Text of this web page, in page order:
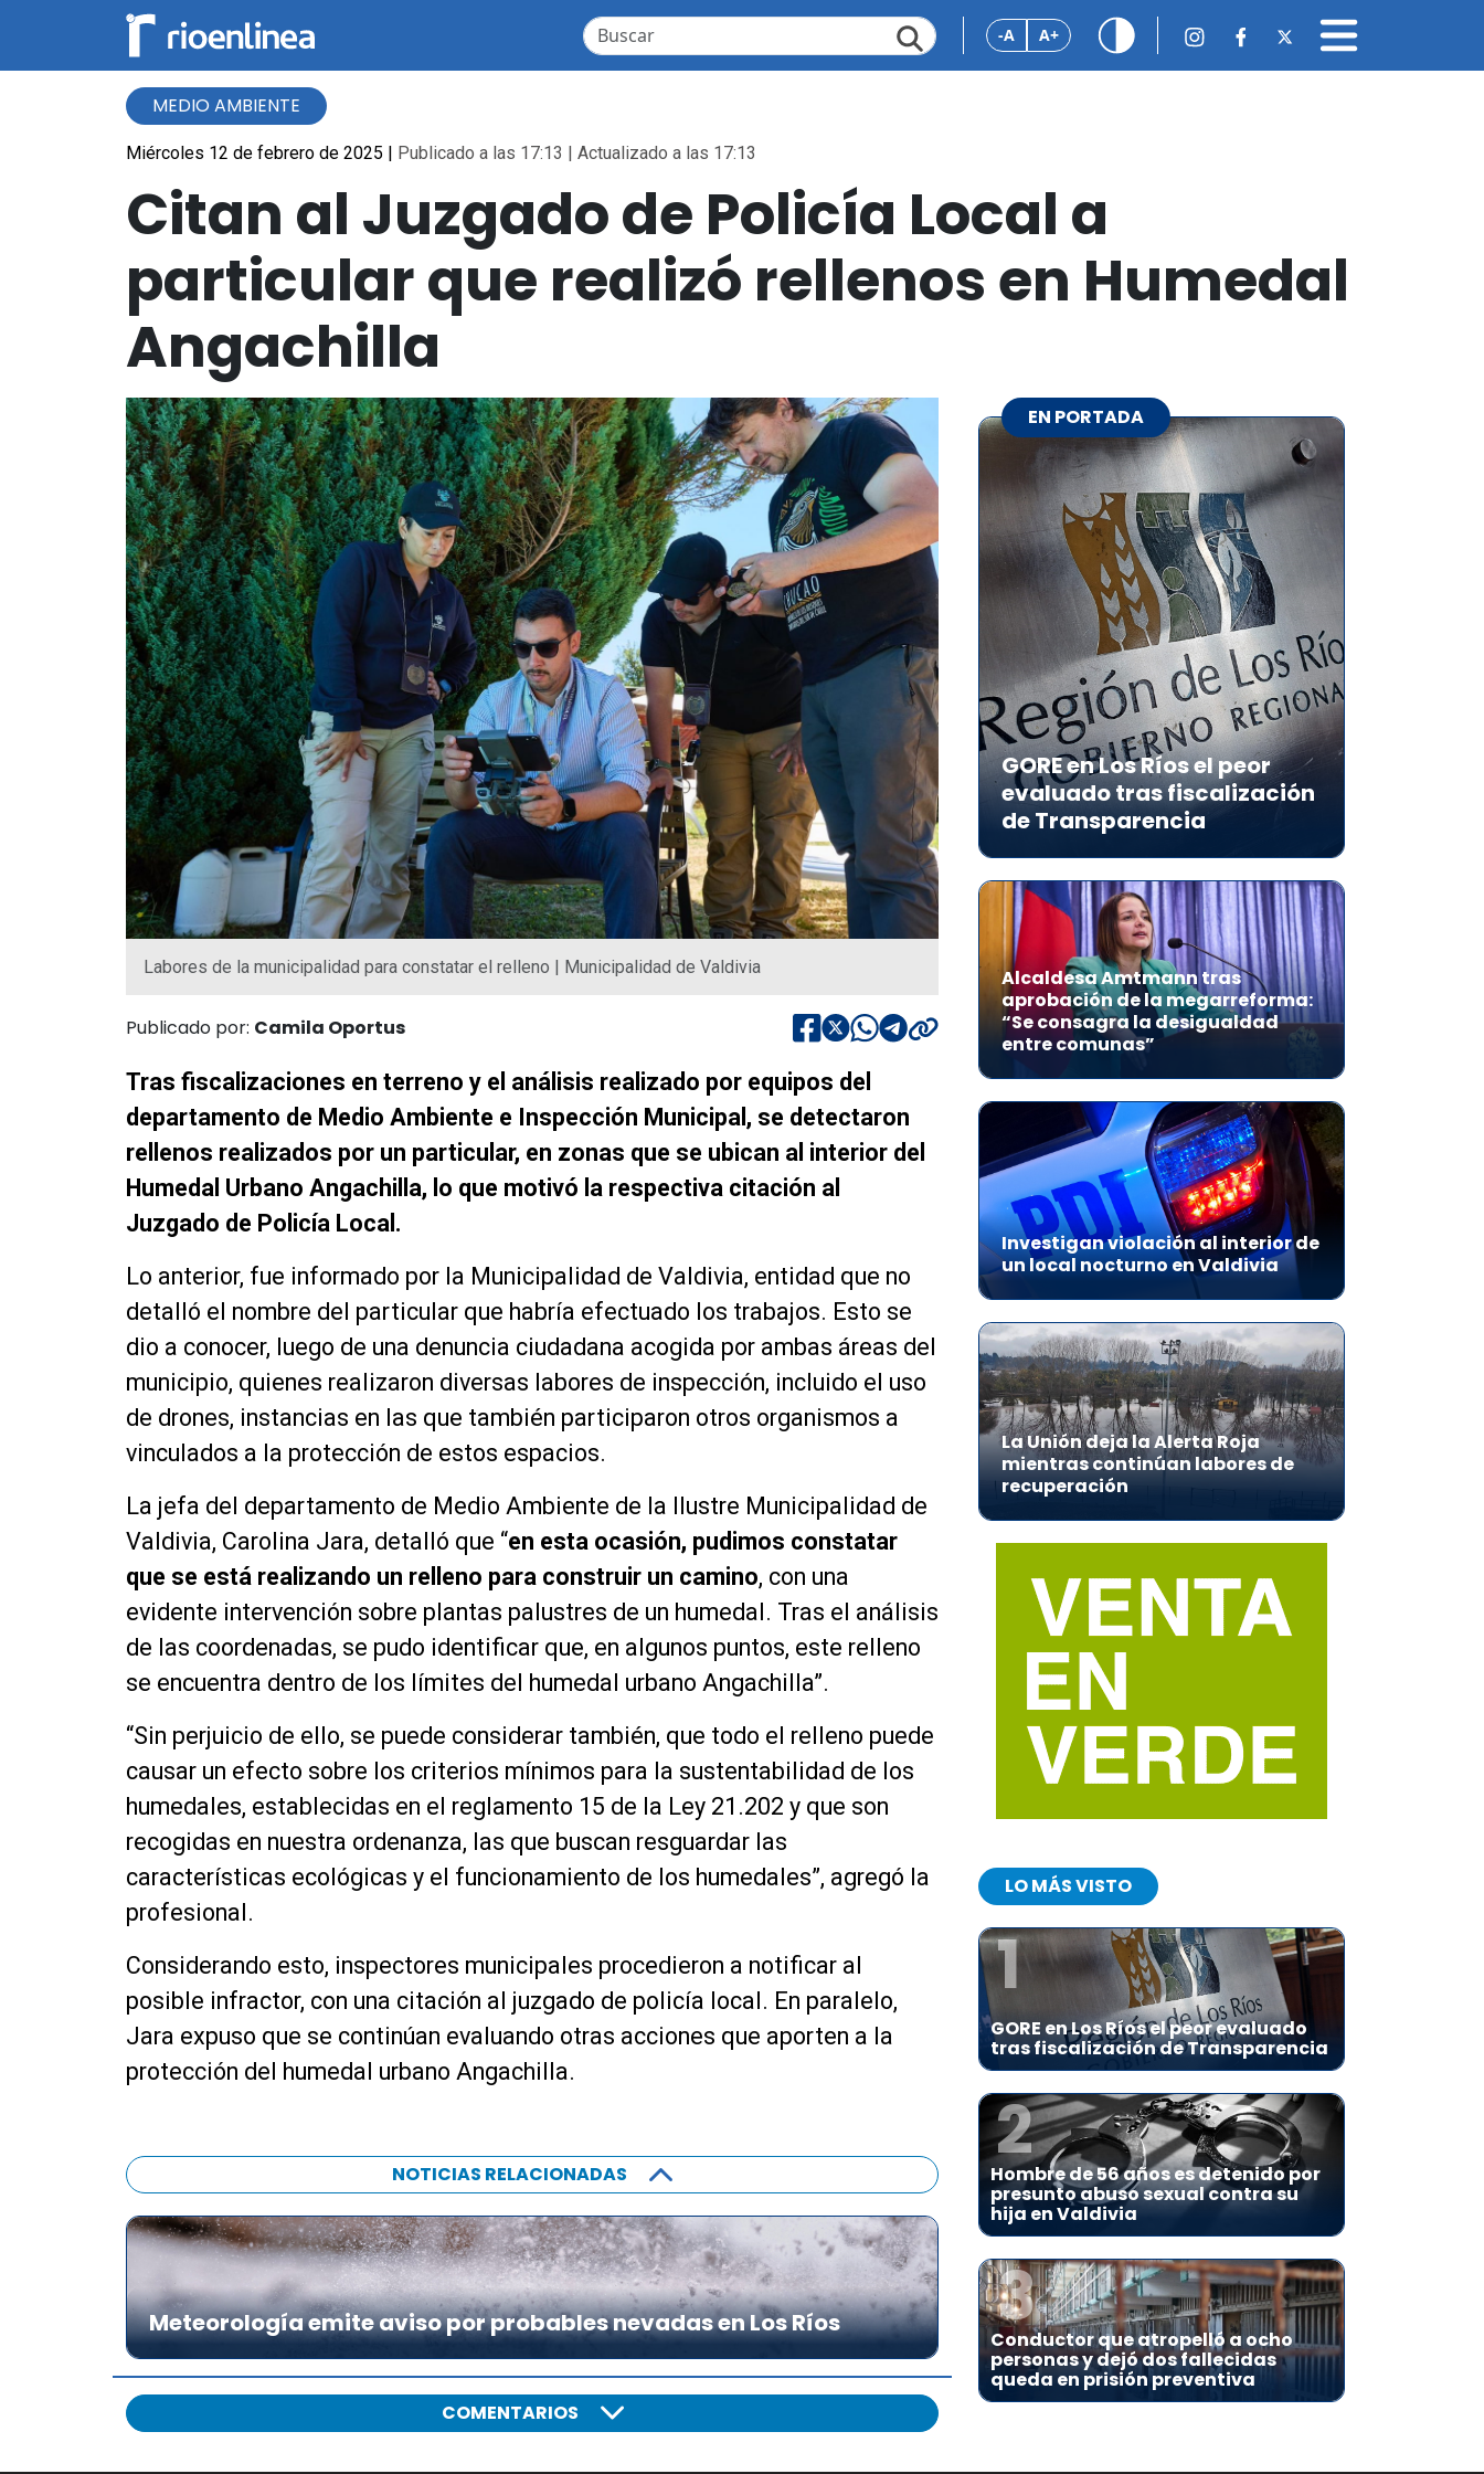
-A A+
MEDIO AMBIENTE
Miércoles 12 de febrero de 2025 | Publicado a las 17:13 | Actualizado a las 17:13
Citan al Juzgado de Policía Local a
particular que realizó rellenos en Humedal
Angachilla
Labores de la municipalidad para constatar el relleno | Municipalidad de Valdivia
Publicado por: Camila Oportus
Tras fiscalizaciones en terreno y el análisis realizado por equipos del
departamento de Medio Ambiente e Inspección Municipal, se detectaron
rellenos realizados por un particular, en zonas que se ubican al interior del
Humedal Urbano Angachilla, lo que motivó la respectiva citación al
Juzgado de Policía Local.
Lo anterior, fue informado por la Municipalidad de Valdivia, entidad que no
detalló el nombre del particular que habría efectuado los trabajos. Esto se
dio a conocer, luego de una denuncia ciudadana acogida por ambas áreas del
municipio, quienes realizaron diversas labores de inspección, incluido el uso
de drones, instancias en las que también participaron otros organismos a
vinculados a la protección de estos espacios.
La jefa del departamento de Medio Ambiente de la Ilustre Municipalidad de
Valdivia, Carolina Jara, detalló que “en esta ocasión, pudimos constatar
que se está realizando un relleno para construir un camino, con una
evidente intervención sobre plantas palustres de un humedal. Tras el análisis
de las coordenadas, se pudo identificar que, en algunos puntos, este relleno
se encuentra dentro de los límites del humedal urbano Angachilla”.
“Sin perjuicio de ello, se puede considerar también, que todo el relleno puede
causar un efecto sobre los criterios mínimos para la sustentabilidad de los
humedales, establecidas en el reglamento 15 de la Ley 21.202 y que son
recogidas en nuestra ordenanza, las que buscan resguardar las
características ecológicas y el funcionamiento de los humedales”, agregó la
profesional.
Considerando esto, inspectores municipales procedieron a notificar al
posible infractor, con una citación al juzgado de policía local. En paralelo,
Jara expuso que se continúan evaluando otras acciones que aporten a la
protección del humedal urbano Angachilla.
NOTICIAS RELACIONADAS
Meteorología emite aviso por probables nevadas en Los Ríos
COMENTARIOS
EN PORTADA
GORE en Los Ríos el peor
evaluado tras fiscalización
de Transparencia
Alcaldesa Amtmann tras
aprobación de la megarreforma:
“Se consagra la desigualdad
entre comunas”
Investigan violación al interior de
un local nocturno en Valdivia
La Unión deja la Alerta Roja
mientras continúan labores de
recuperación
LO MÁS VISTO
1
GORE en Los Ríos el peor evaluado
tras fiscalización de Transparencia
2
Hombre de 56 años es detenido por
presunto abuso sexual contra su
hija en Valdivia
3
Conductor que atropelló a ocho
personas y dejó dos fallecidas
queda en prisión preventiva